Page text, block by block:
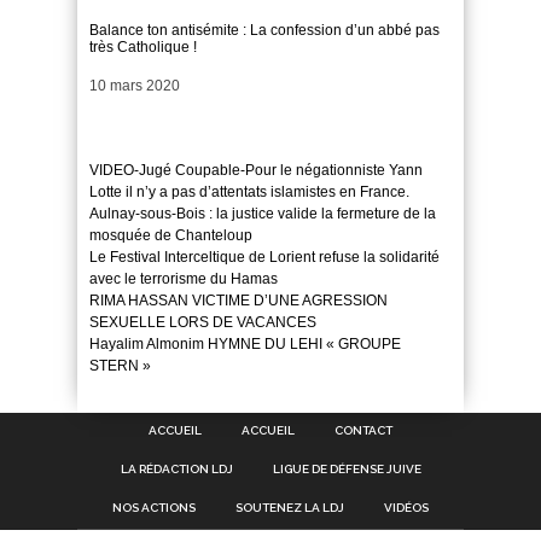
Balance ton antisémite : La confession d’un abbé pas
très Catholique !
Date
10 mars 2020
VIDEO-Jugé Coupable-Pour le négationniste Yann
Lotte il n’y a pas d’attentats islamistes en France.
Aulnay-sous-Bois : la justice valide la fermeture de la
mosquée de Chanteloup
Le Festival Interceltique de Lorient refuse la solidarité
avec le terrorisme du Hamas
RIMA HASSAN VICTIME D’UNE AGRESSION
SEXUELLE LORS DE VACANCES
Hayalim Almonim HYMNE DU LEHI « GROUPE
STERN »
ACCUEIL ACCUEIL CONTACT
LA RÉDACTION LDJ LIGUE DE DÉFENSE JUIVE
NOS ACTIONS SOUTENEZ LA LDJ VIDÉOS